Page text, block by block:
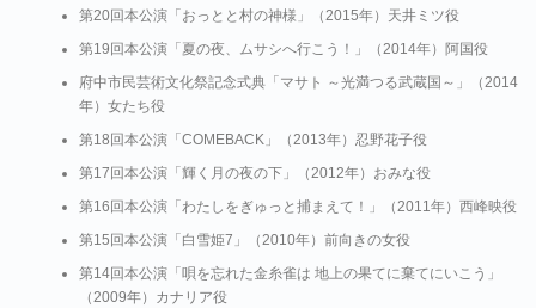
第20回本公演「おっとと村の神様」（2015年）天井ミツ役
第19回本公演「夏の夜、ムサシへ行こう！」（2014年）阿国役
府中市民芸術文化祭記念式典「マサト ～光満つる武蔵国～」（2014
年）女たち役
第18回本公演「COMEBACK」（2013年）忍野花子役
第17回本公演「輝く月の夜の下」（2012年）おみな役
第16回本公演「わたしをぎゅっと捕まえて！」（2011年）西峰映役
第15回本公演「白雪姫7」（2010年）前向きの女役
第14回本公演「唄を忘れた金糸雀は 地上の果てに棄てにいこう」
（2009年）カナリア役